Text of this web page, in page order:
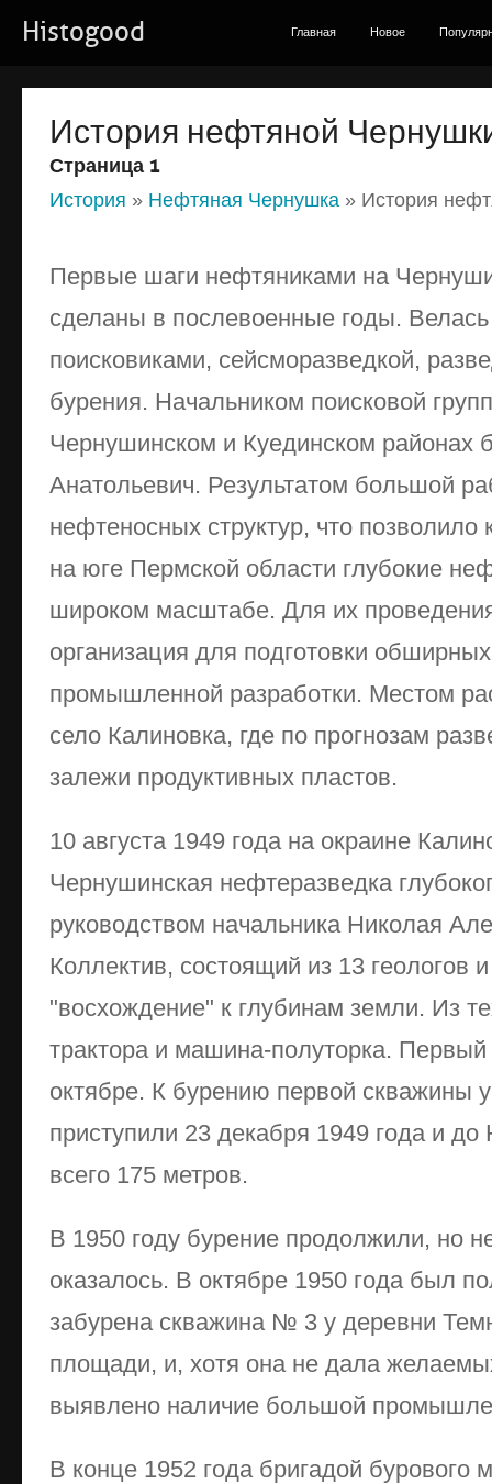
Histogood Главная Новое
История нефтяной
Страница 1
История » Нефтяная Чернушка » История
Первые шаги нефтяниками на
сделаны в послевоенные годы. Велась
поисковиками, сейсморазведкой,
бурения. Начальником поисковой
Чернушинском и Куединском районах
Анатольевич. Результатом большой
нефтеносных структур, что позволило
на юге Пермской области глубокие
широком масштабе. Для их
организация для подготовки
промышленной разработки. Местом
село Калиновка, где по прогнозам
залежи продуктивных пластов.
10 августа 1949 года на окраине
Чернушинская нефтеразведка
руководством начальника Николая
Коллектив, состоящий из 13 геологов
"восхождение" к глубинам земли. Из
трактора и машина-полуторка. Первый
октябре. К бурению первой скважины
приступили 23 декабря 1949 года и до
всего 175 метров.
В 1950 году бурение продолжили, но
оказалось. В октябре 1950 года был
забурена скважина № 3 у деревни
площади, и, хотя она не дала
выявлено наличие большой
В конце 1952 года бригадой бурового